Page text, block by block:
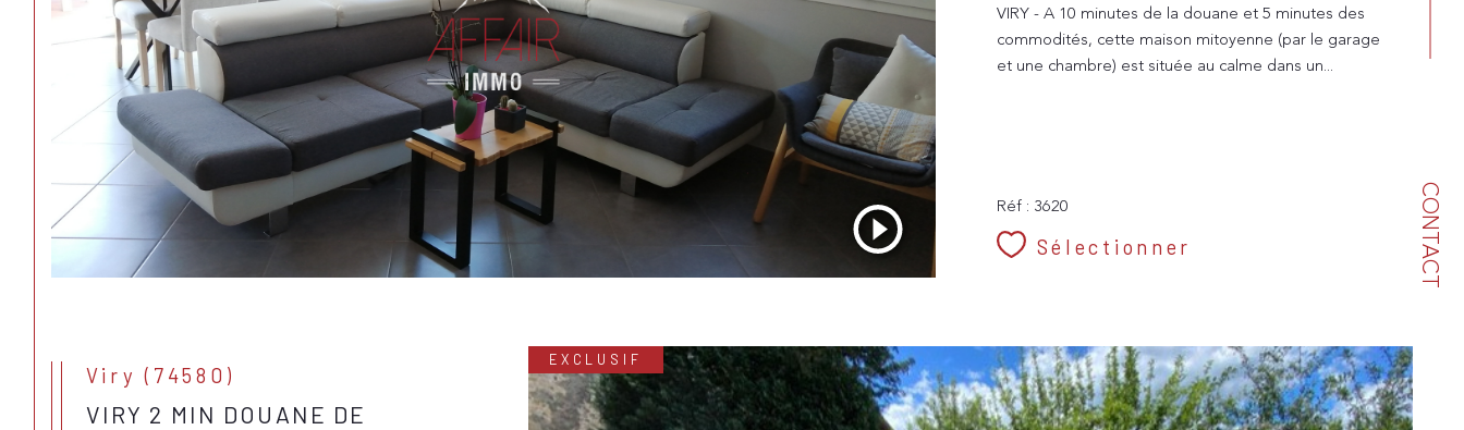
CONTACT
VIRY - A 10 minutes de la douane et 5 minutes des
commodités, cette maison mitoyenne (par le garage
et une chambre) est située au calme dans un...
Réf : 3620
Sélectionner
EXCLUSIF
Viry (74580)
VIRY 2 MIN DOUANE DE